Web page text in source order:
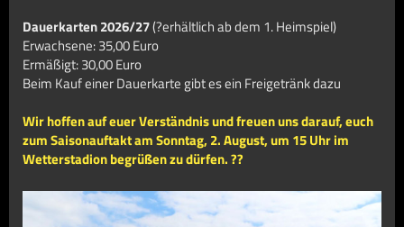
Dauerkarten 2026/27(?erhältlich ab dem 1. Heimspiel)
Erwachsene: 35,00 Euro
Ermäßigt: 30,00 Euro
Beim Kauf einer Dauerkarte gibt es ein Freigetränk dazu
Wir hoffen auf euer Verständnis und freuen uns darauf, euch
zum Saisonauftakt am Sonntag, 2. August, um 15 Uhr im
Wetterstadion begrüßen zu dürfen. ??